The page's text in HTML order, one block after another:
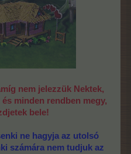
nem jelezzük Nektek,
minden rendben megy,
bele!
ne hagyja az utolsó
számára nem tudjuk az